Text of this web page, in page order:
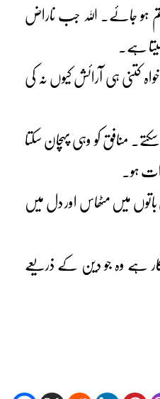
ہو جائے۔ اللہ جب ناراض
ہے۔
کتنی ہی آرائش کیوں نہ کی
منافق کو وہی پہچان سکتا
ہو۔
میں مٹھاس اور دل میں
ہے وہ جو دین کے ذریعے